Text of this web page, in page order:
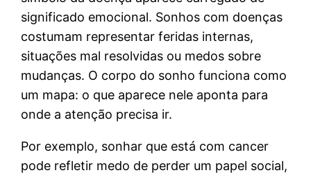
significado emocional. Sonhos com doenças
costumam representar feridas internas,
situações mal resolvidas ou medos sobre
mudanças. O corpo do sonho funciona como
um mapa: o que aparece nele aponta para
onde a atenção precisa ir.
Por exemplo, sonhar que está com cancer
pode refletir medo de perder um papel social,